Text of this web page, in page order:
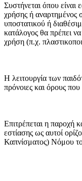
Συστήνεται όπου είναι
χρήσης ή αναρτημένος
υποστατικού ή
κατάλογος θα πρέπει
χρήση (π.χ.
Η λειτουργία των
πρόνοιες και όρους
Επιτρέπεται η παροχή
εστίασης ως αυτοί
Καπνίσματος) Νόμου